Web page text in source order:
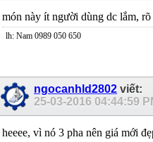
món này ít người dùng dc lắm,
lh: Nam 0989 050 650
ngocanhld2802 viết:
25-03-2016 04:44:59
heeee, vì nó 3 pha nên giá mới